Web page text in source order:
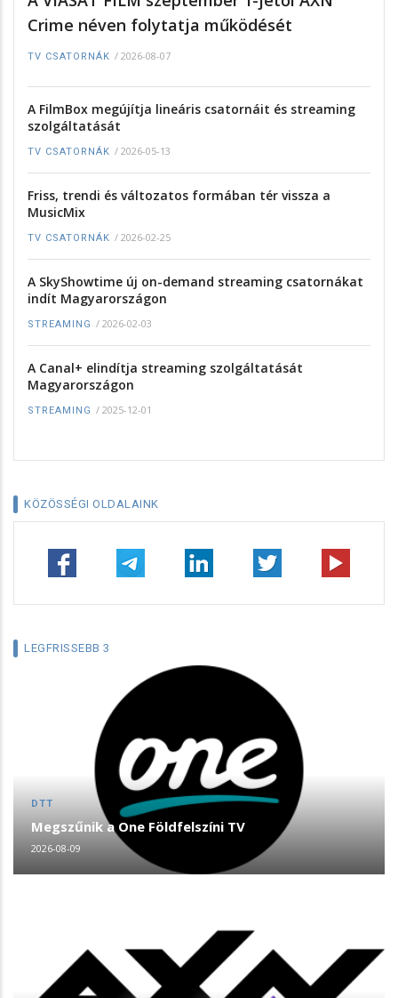
Crime néven folytatja működését
TV CSATORNÁK / 2026-08-07
A FilmBox megújítja lineáris csatornáit és streaming
szolgáltatását
TV CSATORNÁK / 2026-05-13
Friss, trendi és változatos formában tér vissza a
MusicMix
TV CSATORNÁK / 2026-02-25
A SkyShowtime új on-demand streaming csatornákat
indít Magyarországon
STREAMING / 2026-02-03
A Canal+ elindítja streaming szolgáltatását
Magyarországon
STREAMING / 2025-12-01
KÖZÖSSÉGI OLDALAINK
LEGFRISSEBB 3
DTT
Megszűnik a One Földfelszíni TV
2026-08-09